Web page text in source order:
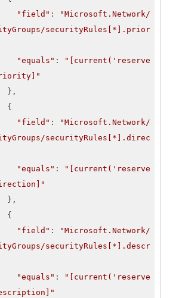
"field" :
"Microsoft.Network/
securityRules[*].prior
"equals" :
"[current('reserve
"field" :
"Microsoft.Network/
securityRules[*].direc
"equals" :
"[current('reserve
"field" :
"Microsoft.Network/
securityRules[*].descr
"equals" :
"[current('reserve